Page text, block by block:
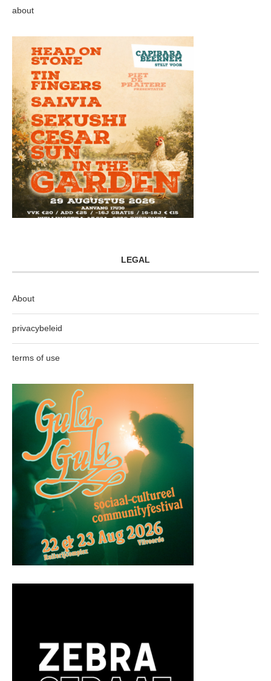
about
LEGAL
About
privacybeleid
terms of use